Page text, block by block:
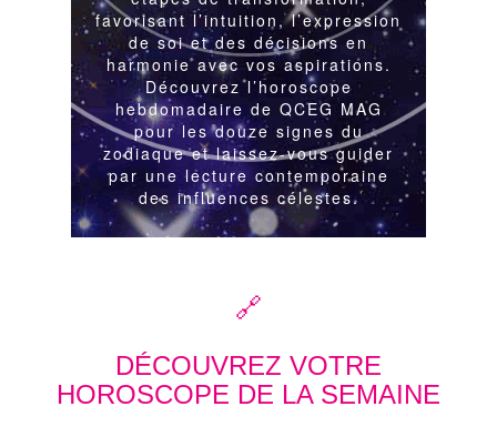
🔗
DÉCOUVREZ VOTRE
HOROSCOPE DE LA SEMAINE